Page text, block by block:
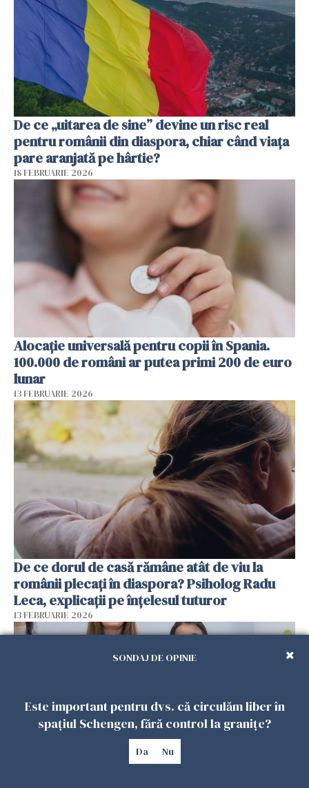
De ce „uitarea de sine” devine un risc real
pentru românii din diaspora, chiar când viața
pare aranjată pe hârtie?
18 FEBRUARIE 2026
Alocație universală pentru copii în Spania.
100.000 de români ar putea primi 200 de euro
lunar
13 FEBRUARIE 2026
De ce dorul de casă rămâne atât de viu la
românii plecați în diaspora? Psiholog Radu
Leca, explicații pe înțelesul tuturor
13 FEBRUARIE 2026
SONDAJ DE OPINIE
Este important pentru dvs. că circulăm liber în
spațiul Schengen, fără control la granițe?
Da Nu